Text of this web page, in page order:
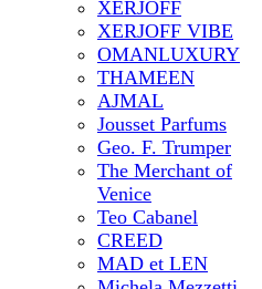
XERJOFF
XERJOFF VIBE
OMANLUXURY
THAMEEN
AJMAL
Jousset Parfums
Geo. F. Trumper
The Merchant of
Venice
Teo Cabanel
CREED
MAD et LEN